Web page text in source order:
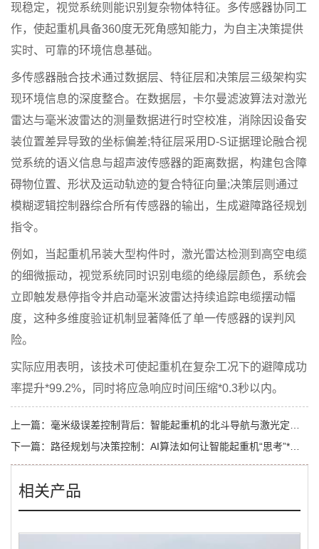
现稳定，视觉系统则能识别复杂物体特征。多传感器协同工
作，使起重机具备360度无死角感知能力，为自主决策提供
实时、可靠的环境信息基础。
多传感器融合技术通过数据层、特征层和决策层三级架构实
现环境信息的深度整合。在数据层，卡尔曼滤波算法对激光
雷达与毫米波雷达的测量数据进行时空校准，消除因设备安
装位置差异导致的坐标偏差;特征层采用D-S证据理论融合视
觉系统的语义信息与超声波传感器的距离数据，构建包含障
碍物位置、形状及运动轨迹的复合特征向量;决策层则通过
模糊逻辑控制器综合所有传感器的输出，生成避障路径规划
指令。
例如，当起重机吊装大型构件时，激光雷达检测到高空电缆
的细微振动，视觉系统同时识别电缆的绝缘层颜色，系统会
立即触发悬停指令并启动毫米波雷达持续追踪电缆摆动幅
度，这种多维度验证机制显著降低了单一传感器的误判风
险。
实际应用表明，该技术可使起重机在复杂工况下的避障成功
率提升*99.2%，同时将应急响应时间压缩*0.3秒以内。
上一篇： 毫米级误差控制背后：智能起重机的北斗导航与激光定位技术深度解析
下一篇： 路径规划与决策控制：AI算法如何让智能起重机“思考”*优作业方案？
相关产品